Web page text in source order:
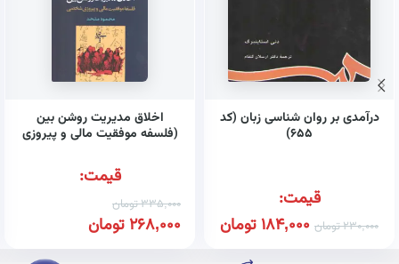
درآمدی بر روان شناسی زبان (کد
۶۵۵)
قیمت:
230,000تومان 184,000تومان
اخلاق مدیریت روشن بین
(فلسفه موفقیت مالی و پیروزی
قیمت:
335,000تومان
268,000تومان